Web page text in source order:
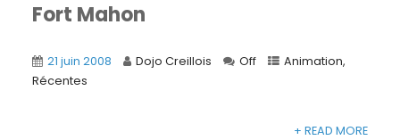
Fort Mahon
21 juin 2008 Dojo Creillois Off Animation,
Récentes
+ READ MORE